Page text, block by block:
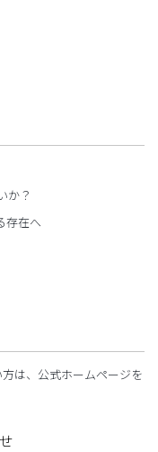
か？
存在へ
は、公式ホームページを